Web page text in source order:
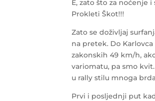
E, zato što za
Prokleti Škot!!!
Zato se doživljaj
na pretek. Do
zakonskih 49 km/h,
variomatu, pa smo
u rally stilu mnoga
Prvi i posljednji put